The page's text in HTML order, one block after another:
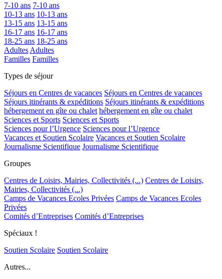
7-10 ans 7-10 ans
10-13 ans 10-13 ans
13-15 ans 13-15 ans
16-17 ans 16-17 ans
18-25 ans 18-25 ans
Adultes Adultes
Familles Familles
Types de séjour
Séjours en Centres de vacances Séjours en Centres de vacances
Séjours itinérants & expéditions Séjours itinérants & expéditions
hébergement en gîte ou chalet hébergement en gîte ou chalet
Sciences et Sports Sciences et Sports
Sciences pour l’Urgence Sciences pour l’Urgence
Vacances et Soutien Scolaire Vacances et Soutien Scolaire
Journalisme Scientifique Journalisme Scientifique
Groupes
Centres de Loisirs, Mairies, Collectivités (...) Centres de Loisirs,
Mairies, Collectivités (...)
Camps de Vacances Ecoles Privées Camps de Vacances Ecoles
Privées
Comités d’Entreprises Comités d’Entreprises
Spéciaux !
Soutien Scolaire Soutien Scolaire
Autres...